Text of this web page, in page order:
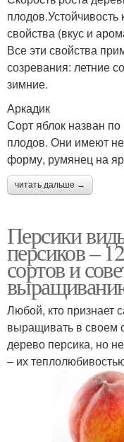
свойства (вкус и
Все эти свойства
созревания: летние
зимние.
Аркадик
Сорт яблок назван
плодов. Они имеют
форму, румянец на
читать дальше →
Персики
персиков –
сортов и
Любой, кто признает
выращивать в своем
дерево персика, но
– их